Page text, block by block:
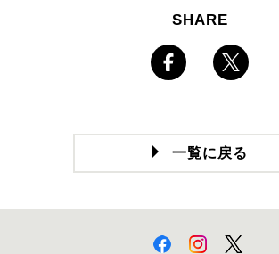
SHARE
一覧に戻る